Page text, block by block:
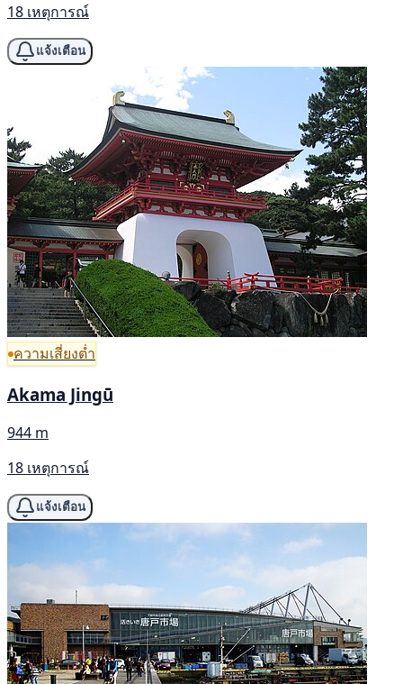
18 เหตุการณ์
แจ้งเตือน
ความเสี่ยงต่ำ
Akama Jingū
944 m
18 เหตุการณ์
แจ้งเตือน